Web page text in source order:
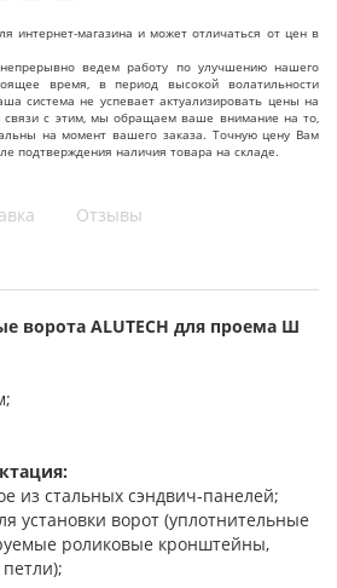
интернет-магазина и может отличаться от цен в
ведем работу по улучшению нашего
время, в период высокой волатильности
система не успевает актуализировать цены на
с этим, мы обращаем ваше внимание на то,
на момент вашего заказа. Точную цену Вам
подтверждения наличия товара на складе.
Отзывы
ворота ALUTECH для проема Ш
из стальных сэндвич-панелей;
установки ворот (уплотнительные
роликовые кронштейны,